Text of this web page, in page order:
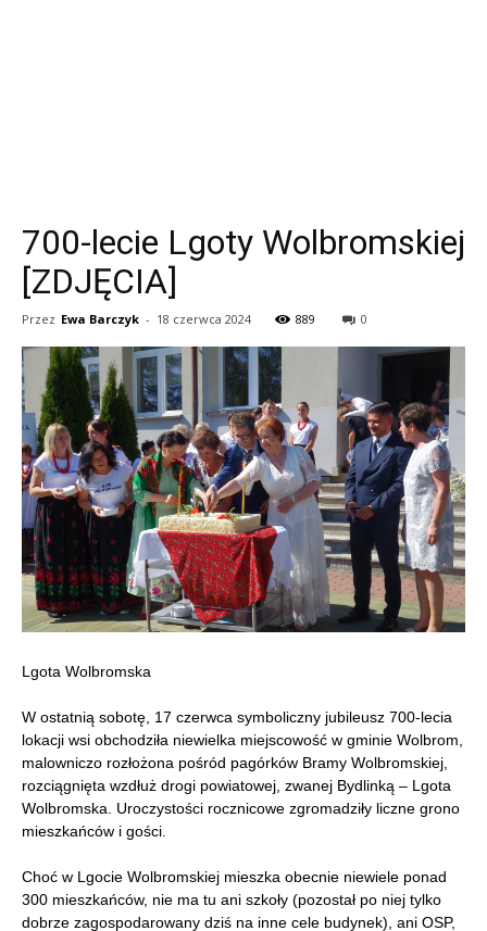
700-lecie Lgoty Wolbromskiej
[ZDJĘCIA]
Przez Ewa Barczyk - 18 czerwca 2024 889 0
Lgota Wolbromska
W ostatnią sobotę, 17 czerwca symboliczny jubileusz 700-lecia
lokacji wsi obchodziła niewielka miejscowość w gminie Wolbrom,
malowniczo rozłożona pośród pagórków Bramy Wolbromskiej,
rozciągnięta wzdłuż drogi powiatowej, zwanej Bydlinką – Lgota
Wolbromska. Uroczystości rocznicowe zgromadziły liczne grono
mieszkańców i gości.
Choć w Lgocie Wolbromskiej mieszka obecnie niewiele ponad
300 mieszkańców, nie ma tu ani szkoły (pozostał po niej tylko
dobrze zagospodarowany dziś na inne cele budynek), ani OSP,